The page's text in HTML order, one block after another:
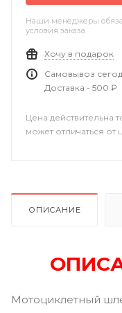
Наши менеджеры
условия заказа
Хочу в подарок
Самовывоз
Доставка - 500 ₽
Цена действительна
может отличаться от
ОПИСАНИЕ
Мотоциклетный